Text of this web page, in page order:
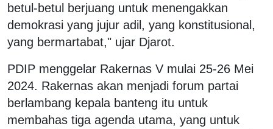
betul-betul berjuang untuk menengakkan
demokrasi yang jujur adil, yang konstitusional,
yang bermartabat," ujar Djarot.
PDIP menggelar Rakernas V mulai 25-26 Mei
2024. Rakernas akan menjadi forum partai
berlambang kepala banteng itu untuk
membahas tiga agenda utama, yang untuk